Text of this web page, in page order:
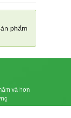
phẩm
và hơn